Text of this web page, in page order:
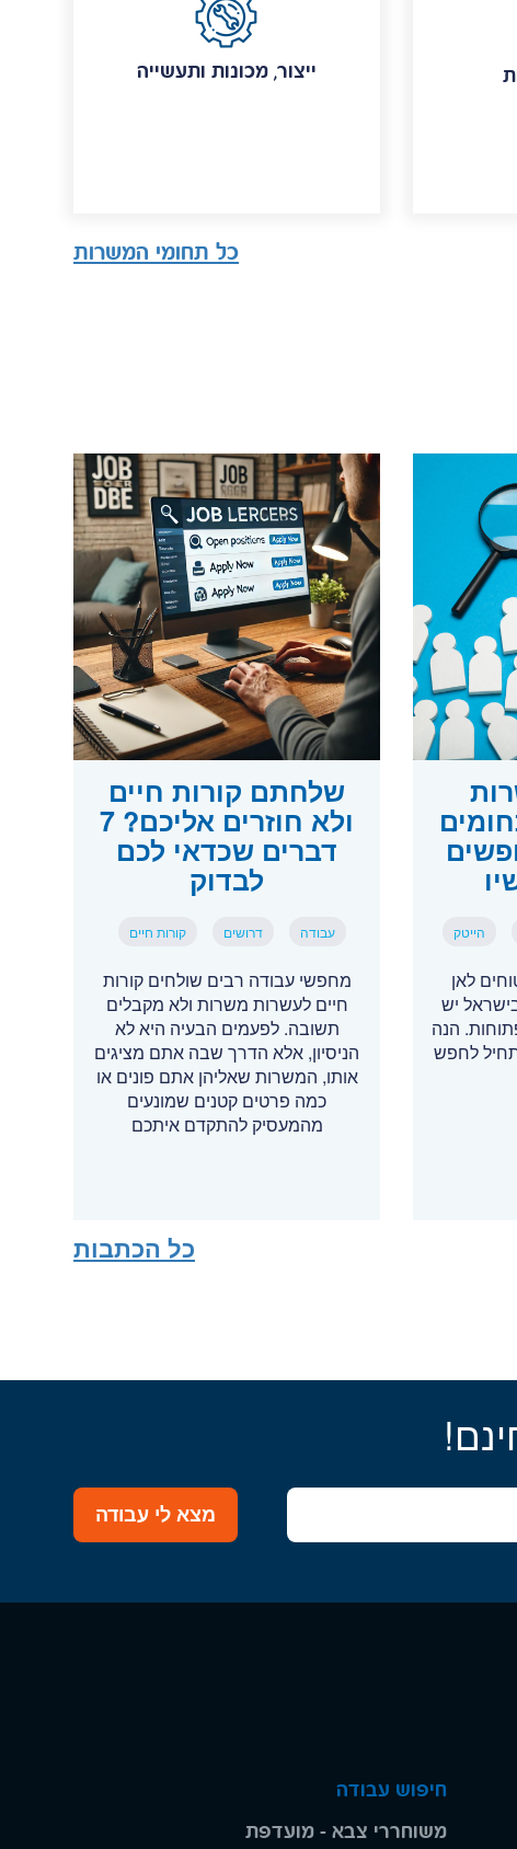
ייצור, מכונות ותעשייה
כל תחומי המשרות
משרות
הייטק
לאן
יש
פתוחות. הנה
לחפש
שלחתם קורות חיים
ולא חוזרים אליכם? 7
דברים שכדאי לכם
לבדוק
עבודה דרושים קורות חיים
מחפשי עבודה רבים שולחים קורות
חיים לעשרות משרות ולא מקבלים
תשובה. לפעמים הבעיה היא לא
הניסיון, אלא הדרך שבה אתם מציגים
אותו, המשרות שאליהן אתם פונים או
כמה פרטים קטנים שמונעים
מהמעסיק להתקדם איתכם
כל הכתבות
מצא לי עבודה
חיפוש עבודה
משוחררי צבא - מועדפת